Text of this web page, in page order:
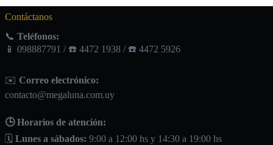
Contáctanos
📞 Teléfonos:
📱 098887791 / ☎️ 4472 1938 / ☎️ 4472 5926
✉️ Correo electrónico:
contacto@megaluna.com.uy
🕒 Horarios de atención:
🗓️ Lunes a sábados: 9:00 a 12:00 hs y 14:30 a 19:00 hs